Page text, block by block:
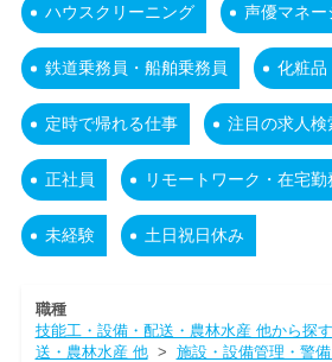
ハウスクリーニング 声優マネー
鉄道乗務員・船舶乗務員 化粧品
定時で帰れる仕事 注目の求人検
正社員 リモートワーク・在宅勤
未経験 土日祝日休み
職種
技能工・設備・配送・農林水産 他から探す
送・農林水産 他> 施設・設備管理・警